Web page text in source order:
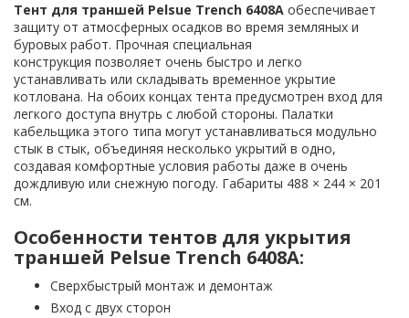
Тент для траншей Pelsue Trench 6408A обеспечивает
защиту от атмосферных осадков во время земляных и
буровых работ. Прочная специальная
конструкция позволяет очень быстро и легко
устанавливать или складывать временное укрытие
котлована. На обоих концах тента предусмотрен вход для
легкого доступа внутрь с любой стороны. Палатки
кабельщика этого типа могут устанавливаться модульно
стык в стык, объединяя несколько укрытий в одно,
создавая комфортные условия работы даже в очень
дождливую или снежную погоду. Габариты 488 × 244 × 201
см.
Особенности тентов для укрытия
траншей Pelsue Trench 6408A:
Сверхбыстрый монтаж и демонтаж
Вход с двух сторон